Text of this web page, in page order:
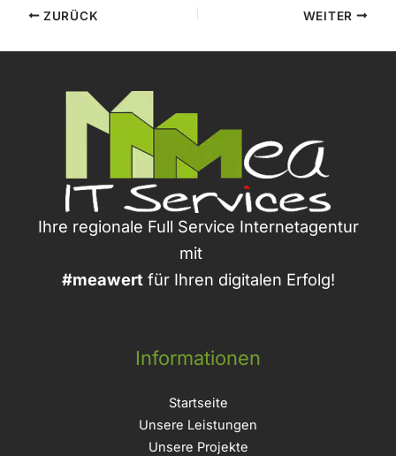
ZURÜCK WEITER
Ihre regionale Full Service Internetagentur
mit
#meawert für Ihren digitalen Erfolg!
Informationen
Startseite
Unsere Leistungen
Unsere Projekte